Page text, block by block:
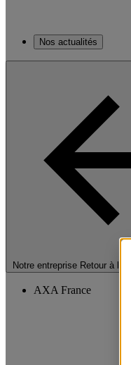
Nos actualités
Notre entreprise Retour à la
AXA France